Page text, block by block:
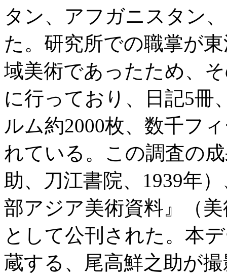
タン、アフガニスタン
た。研究所での職掌が
域美術であったため、
に行っており、日記5冊
ルム約2000枚、数千フ
れている。この調査の
助、刀江書院、1939年
部アジア美術資料』（
として公刊された。本
蔵する、尾高鮮之助が